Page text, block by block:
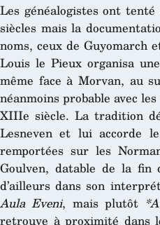
Les généalogistes ont
siècles mais la
noms, ceux de Guyomarch
Louis le Pieux organisa
même face à Morvan, au
néanmoins probable avec
XIIIe siècle. La tradition
Lesneven et lui accorde
remportées sur les
Goulven, datable de la
d’ailleurs dans son
Aula Eveni, mais plutôt
retrouve à proximité dans